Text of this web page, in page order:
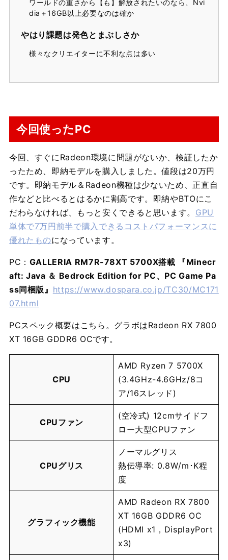
ワールドの重さから【も】解放されたいのなら、Nvi
dia＋16GB以上必要なのは確か
やはり課題は発色とまぶしさか
様々なクリエイターに不利な点は多い
今回使ったPC
今回、すぐにRadeon環境に問題がないか、検証したか
ったため、即納モデルを購入しました。値段は20万円
です。即納モデル＆Radeon機種は少ないため、正直自
作などと比べるとはるかに割高です。即納やBTOにこ
だわらなければ、もっと安くできると思います。 GPU
単体で7万円前半で購入できるコストパフォーマンスに
優れたものになっています。
PC： GALLERIA RM7R-78XT 5700X搭載 『Minecr
aft: Java ＆ Bedrock Edition for PC、PC Game Pa
ss同梱版』 https://www.dospara.co.jp/TC30/MC171
07.html
PCスペック概要はこちら。グラボはRadeon RX 7800
XT 16GB GDDR6 OCです。
CPU
AMD Ryzen 7 5700X
(3.4GHz-4.6GHz/8コ
ア/16スレッド)
CPUファン
(空冷式) 12cmサイドフ
ロー大型CPUファン
CPUグリス
ノーマルグリス
熱伝導率: 0.8W/m･K程
度
グラフィック機能
AMD Radeon RX 7800
XT 16GB GDDR6 OC
(HDMI x1，DisplayPort
x3)